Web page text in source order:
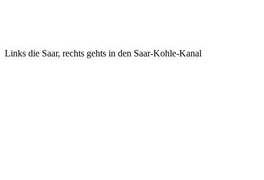
Links die Saar, rechts gehts in den Saar-Kohle-Kanal